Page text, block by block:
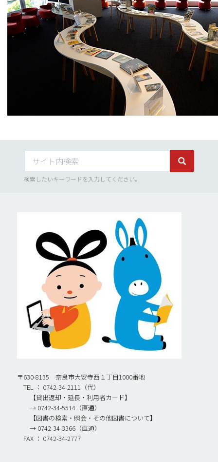
サイト内検索 サイト内
検索したいキーワードを入力してください。
〒630-8135 奈良市大安寺西１丁目1000番地
TEL ： 0742-34-2111（代）
【貸出返却・延長・利用者カード】
→ 0742-34-5514（直通）
【図書の検索・照会・その他図書について】
→ 0742-34-3366（直通）
FAX ： 0742-34-2777